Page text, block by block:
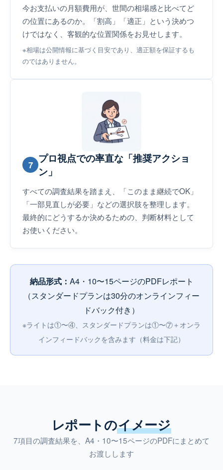
今お支払いの月額費用が、世間の相場感と比べてど
の位置にあるのか。「割高」「適正」という決めつ
けではなく、客観的な位置関係をお見せします。
※相場は公開情報に基づく目安であり、適正額を保証するも
のではありません。
7 プロ視点での率直な「推奨アクショ
ン」
すべての調査結果を踏まえ、「このまま継続でOK」
「一部見直しが必要」などの選択肢を整理します。
最終的にどうするか決めるための、判断材料として
お使いください。
納品形式： A4・10〜15ページのPDFレポート
（スタンダードプランは30分のオンラインフィー
ドバック付き）
※ライトは①〜④、スタンダードプランは①〜⑦＋オンラ
インフィードバックを含みます（料金は下記）
レポートのイメージ
7項目の調査結果を、A4・10〜15ページのPDFにまとめて
お渡しします